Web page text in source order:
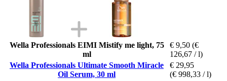
Wella Professionals EIMI Mistify me light, 75
ml
€ 9,50 (€
126,67 / l)
Wella Professionals Ultimate Smooth Miracle
Oil Serum, 30 ml
€ 29,95
(€ 998,33 / l)